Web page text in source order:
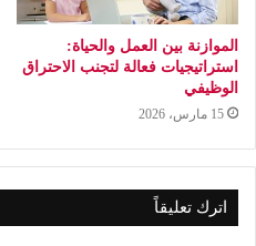
الموازنة بين العمل والحياة:
استراتيجيات فعالة لتجنب الاحتراق
الوظيفي
15 مارس، 2026
اترك تعليقاً